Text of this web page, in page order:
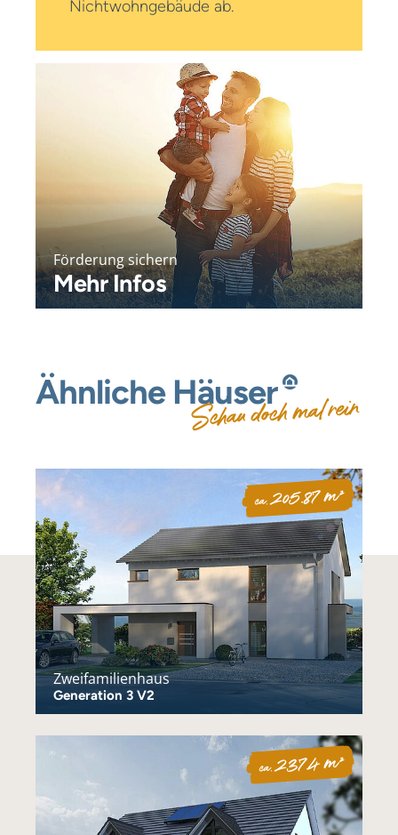
Nichtwohn­gebäude ab.
Förderung sichern
Mehr Infos
Ähnliche Häuser
Schau doch mal rein
Zweifamilienhaus
Generation 3 V2
ca.205.87 m²
ca.237.4 m²